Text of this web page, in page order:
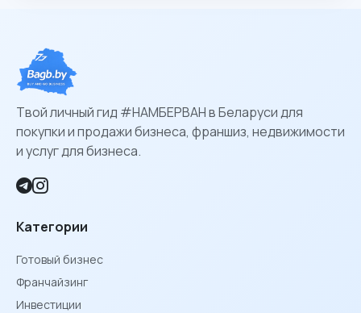
Твой личный гид #НАМБЕРВАН в Беларуси для
покупки и продажи бизнеса, франшиз, недвижимости
и услуг для бизнеса.
Категории
Готовый бизнес
Франчайзинг
Инвестиции